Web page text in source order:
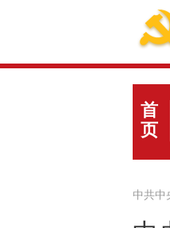
首
页
中共中